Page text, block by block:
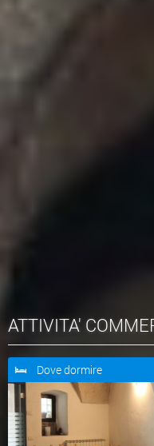
ATTIVITA'
Dove dormire